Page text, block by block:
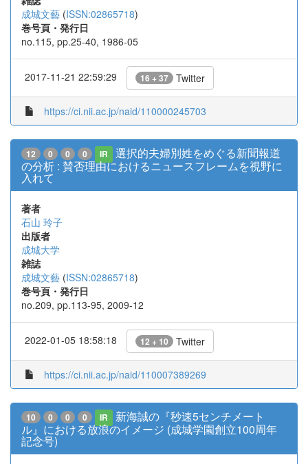
成城文藝 (ISSN:02865718)
巻号頁・発行日
no.115, pp.25-40, 1986-05
2017-11-21 22:59:29 16 + 37 Twitter
https://ci.nii.ac.jp/naid/110000245703
12 0 0 0 IR
選択的夫婦別姓をめぐる新聞報道
の分析 : 賛否理由におけるニュースフレームを視野に
入れて
著者
石山 玲子
出版者
成城大学
雑誌
成城文藝 (ISSN:02865718)
巻号頁・発行日
no.209, pp.113-95, 2009-12
2022-01-05 18:58:18 12 + 10 Twitter
https://ci.nii.ac.jp/naid/110007389269
10 0 0 0 IR
新海誠の『秒速5センチメート
ル』における放浪のイメージ (成城学園創立100周年
記念号)